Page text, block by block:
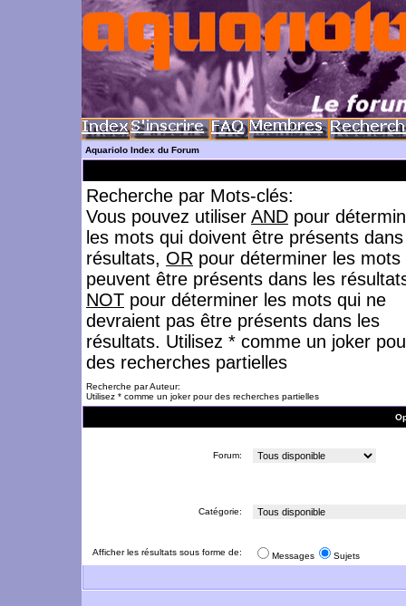
Aquariolo Index du Forum
Recherche par Mots-clés:
Vous pouvez utiliser AND pour
les mots qui doivent être présents
résultats, OR pour déterminer les mots
peuvent être présents dans les
NOT pour déterminer les mots qui ne
devraient pas être présents dans les
résultats. Utilisez * comme un joker
des recherches partielles
Recherche par Auteur:
Utilisez * comme un joker pour des recherches partielles
Forum:
Catégorie:
Afficher les résultats sous forme de: Messages Sujets